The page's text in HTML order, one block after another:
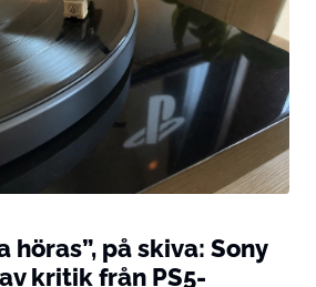
höras”, på skiva: Sony
kritik från PS5-